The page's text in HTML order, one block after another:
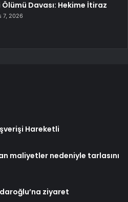
Ölümü Davası: Hekime İtiraz
7, 2026
Hareketli
maliyetler nedeniyle tarlasını
ziyaret